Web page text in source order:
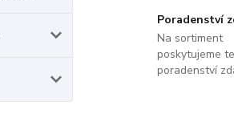
Poradenství
Na sortiment
poskytujeme
poradenství